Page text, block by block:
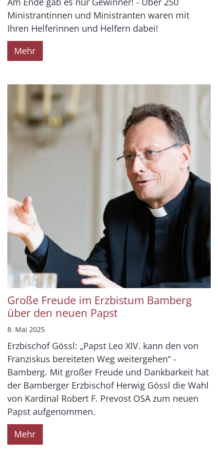
Ministrantinnen und Ministranten waren mit
Ihren Helferinnen und Helfern dabei!
Mehr
Große Freude im Erzbistum Bamberg
über den neuen Papst
8. Mai 2025
Erzbischof Gössl: „Papst Leo XIV. kann den von
Franziskus bereiteten Weg weitergehen“ -
Bamberg. Mit großer Freude und Dankbarkeit hat
der Bamberger Erzbischof Herwig Gössl die Wahl
von Kardinal Robert F. Prevost OSA zum neuen
Papst aufgenommen.
Mehr